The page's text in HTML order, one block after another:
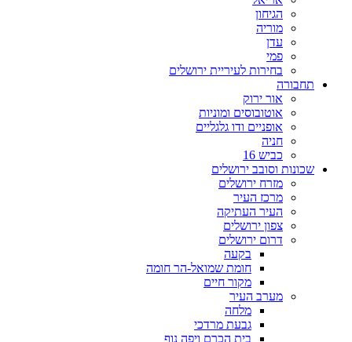
הגיחון
מוריה
עדן
פמי
בחירות לעיריית ירושלים
תחבורה
אור ירוק
אוטובוסים ומוניות
אופניים ודו גלגליים
חניה
כביש 16
שכונות וסובב ירושלים
מזרח ירושלים
מרכז העיר
העיר העתיקה
צפון ירושלים
דרום ירושלים
בקעה
חומת שמואל-הר חומה
מקור חיים
מערב העיר
מלחה
גבעת מרדכי
בית הכרם ויפה נוף